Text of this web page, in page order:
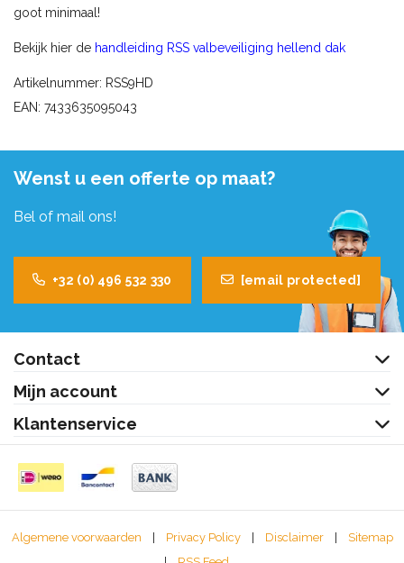
goot minimaal!
Bekijk hier de handleiding RSS valbeveiliging hellend dak
Artikelnummer: RSS9HD
EAN: 7433635095043
Wenst u een offerte op maat?
Bel of mail ons!
+32 (0) 496 532 330 [email protected]
Contact
Mijn account
Klantenservice
Algemene voorwaarden | Privacy Policy | Disclaimer |
Sitemap